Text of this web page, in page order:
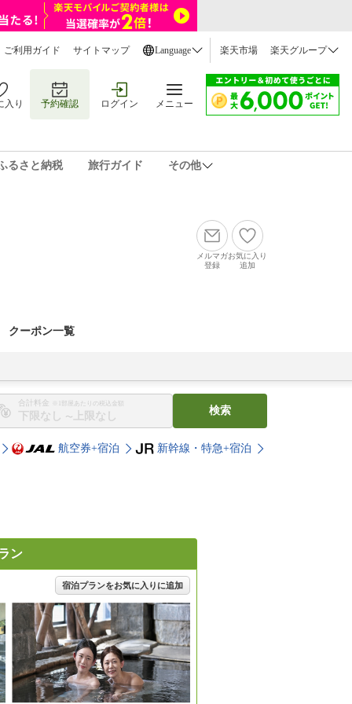
ご利用ガイド サイトマップ Language 楽天市場 楽天グループ
入り 予約確認 ログイン メニュー
るさと納税 旅行ガイド その他
メルマガ
登録
お気に入り
追加
クーポン一覧
合計料金 ※1部屋あたりの税込金額
〜
検索
航空券+宿泊 新幹線・特急+宿泊
ン
宿泊プランをお気に入りに追加